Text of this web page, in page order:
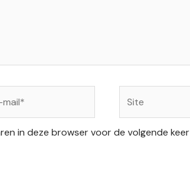
in deze browser voor de volgende keer